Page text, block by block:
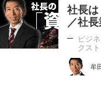
社長
／社
ビジ
クスト
牟